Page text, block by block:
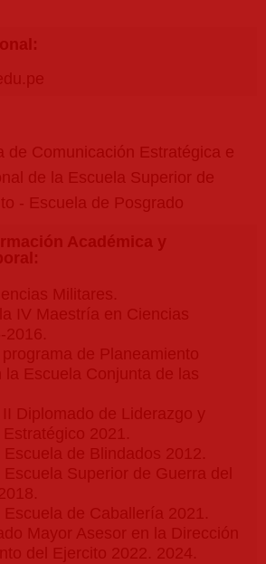
de Comunicación Estratégica e
de la Escuela Superior de
- Escuela de Posgrado
Académica y
Militares.
IV Maestría en Ciencias
2016.
de Planeamiento
la Escuela Conjunta de las
Diplomado de Liderazgo y
2021.
de Blindados 2012.
Superior de Guerra del
Escuela de Caballería 2021.
Mayor Asesor en la Dirección
del Ejercito 2022. 2024.